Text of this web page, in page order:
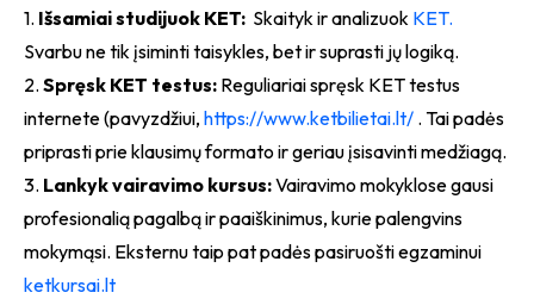
1. Išsamiai studijuok KET: Skaityk ir analizuok KET.
Svarbu ne tik įsiminti taisykles, bet ir suprasti jų logiką.
2. Spręsk KET testus: Reguliariai spręsk KET testus
internete (pavyzdžiui, https://www.ketbilietai.lt/ . Tai padės
priprasti prie klausimų formato ir geriau įsisavinti medžiagą.
3. Lankyk vairavimo kursus:Vairavimo mokyklose gausi
profesionalią pagalbą ir paaiškinimus, kurie palengvins
mokymąsi. Eksternu taip pat padės pasiruošti egzaminui
ketkursai.lt